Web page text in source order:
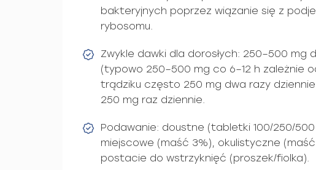
bakteryjnych poprzez wiązanie się z
rybosomu.
Zwykle dawki dla dorosłych: 250–500 mg
(typowo 250–500 mg co 6–12 h zależnie
trądziku często 250 mg dwa razy
250 mg raz dziennie.
Podawanie: doustne (tabletki 100/250/500
miejscowe (maść 3%), okulistyczne
postacie do wstrzyknięć (proszek/fiolka).